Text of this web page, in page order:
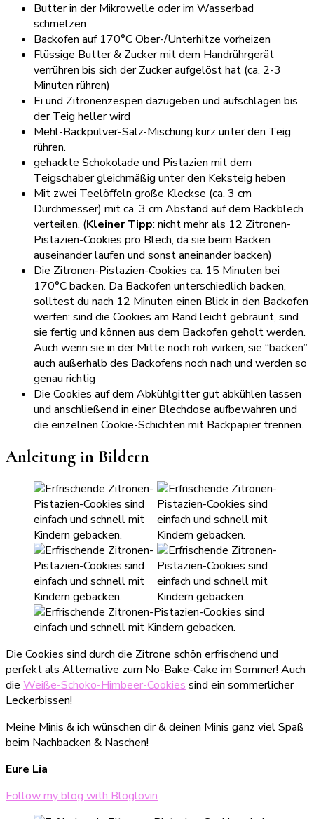
Butter in der Mikrowelle oder im Wasserbad
schmelzen
Backofen auf 170°C Ober-/Unterhitze vorheizen
Flüssige Butter & Zucker mit dem Handrührgerät
verrühren bis sich der Zucker aufgelöst hat (ca. 2-3
Minuten rühren)
Ei und Zitronenzespen dazugeben und aufschlagen bis
der Teig heller wird
Mehl-Backpulver-Salz-Mischung kurz unter den Teig
rühren.
gehackte Schokolade und Pistazien mit dem
Teigschaber gleichmäßig unter den Keksteig heben
Mit zwei Teelöffeln große Kleckse (ca. 3 cm
Durchmesser) mit ca. 3 cm Abstand auf dem Backblech
verteilen. (Kleiner Tipp: nicht mehr als 12 Zitronen-
Pistazien-Cookies pro Blech, da sie beim Backen
auseinander laufen und sonst aneinander backen)
Die Zitronen-Pistazien-Cookies ca. 15 Minuten bei
170°C backen. Da Backofen unterschiedlich backen,
solltest du nach 12 Minuten einen Blick in den Backofen
werfen: sind die Cookies am Rand leicht gebräunt, sind
sie fertig und können aus dem Backofen geholt werden.
Auch wenn sie in der Mitte noch roh wirken, sie “backen”
auch außerhalb des Backofens noch nach und werden so
genau richtig
Die Cookies auf dem Abkühlgitter gut abkühlen lassen
und anschließend in einer Blechdose aufbewahren und
die einzelnen Cookie-Schichten mit Backpapier trennen.
Anleitung in Bildern
Die Cookies sind durch die Zitrone schön erfrischend und
perfekt als Alternative zum No-Bake-Cake im Sommer! Auch
die Weiße-Schoko-Himbeer-Cookies sind ein sommerlicher
Leckerbissen!
Meine Minis & ich wünschen dir & deinen Minis ganz viel Spaß
beim Nachbacken & Naschen!
Eure Lia
Follow my blog with Bloglovin